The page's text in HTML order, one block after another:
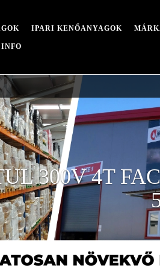
IPARI KENŐANYAGOK
INFO
300V 4T